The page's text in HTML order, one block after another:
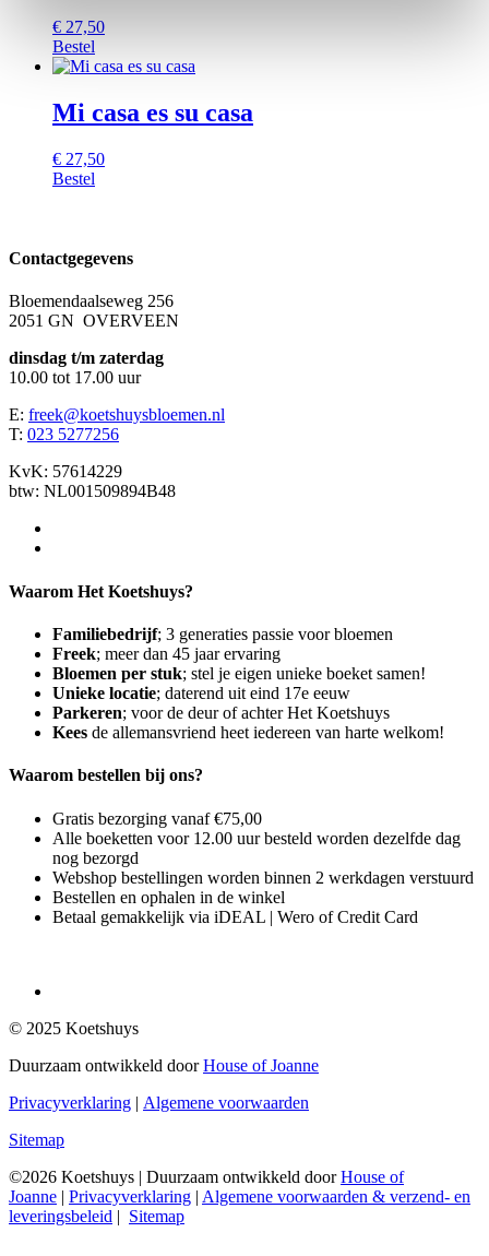
€ 27,50
Bestel
Mi casa es su casa
€ 27,50
Bestel
Contactgegevens
Bloemendaalseweg 256
2051 GN OVERVEEN
dinsdag t/m zaterdag
10.00 tot 17.00 uur
E: freek@koetshuysbloemen.nl
T: 023 5277256
KvK: 57614229
btw: NL001509894B48
Waarom Het Koetshuys?
Familiebedrijf; 3 generaties passie voor bloemen
Freek; meer dan 45 jaar ervaring
Bloemen per stuk; stel je eigen unieke boeket samen!
Unieke locatie; daterend uit eind 17e eeuw
Parkeren; voor de deur of achter Het Koetshuys
Kees de allemansvriend heet iedereen van harte welkom!
Waarom bestellen bij ons?
Gratis bezorging vanaf €75,00
Alle boeketten voor 12.00 uur besteld worden dezelfde dag
nog bezorgd
Webshop bestellingen worden binnen 2 werkdagen verstuurd
Bestellen en ophalen in de winkel
Betaal gemakkelijk via iDEAL | Wero of Credit Card
© 2025 Koetshuys
Duurzaam ontwikkeld doorHouse of Joanne
Privacyverklaring | Algemene voorwaarden
Sitemap
©2026 Koetshuys | Duurzaam ontwikkeld doorHouse of
Joanne | Privacyverklaring | Algemene voorwaarden & verzend- en
leveringsbeleid | Sitemap